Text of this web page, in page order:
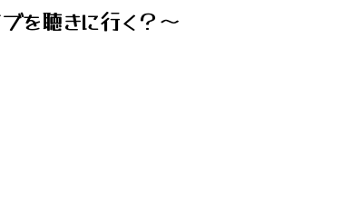
を聴きに行く？～